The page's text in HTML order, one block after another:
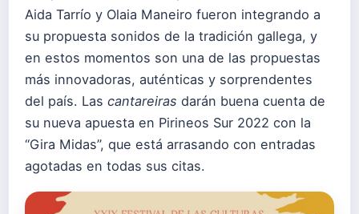
Aida Tarrío y Olaia Maneiro fueron integrando a
su propuesta sonidos de la tradición gallega, y
en estos momentos son una de las propuestas
más innovadoras, auténticas y sorprendentes
del país. Las cantareiras darán buena cuenta de
su nueva apuesta en Pirineos Sur 2022 con la
“Gira Midas”, que está arrasando con entradas
agotadas en todas sus citas.